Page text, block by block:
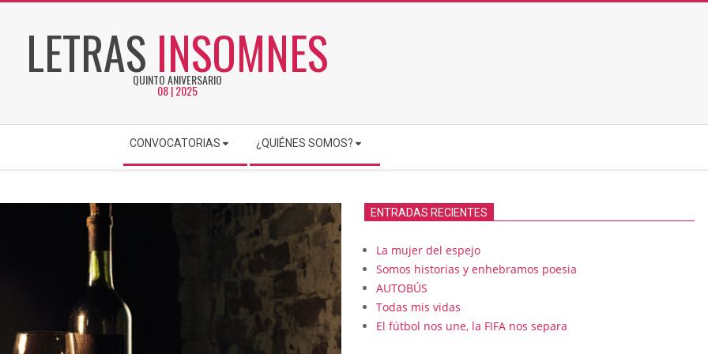
LETRAS INSOMNES
QUINTO ANIVERSARIO
08 | 2025
CONVOCATORIAS ¿QUIÉNES SOMOS?
ENTRADAS RECIENTES
La mujer del espejo
Somos historias y enhebramos poesia
AUTOBÚS
Todas mis vidas
El fútbol nos une, la FIFA nos separa